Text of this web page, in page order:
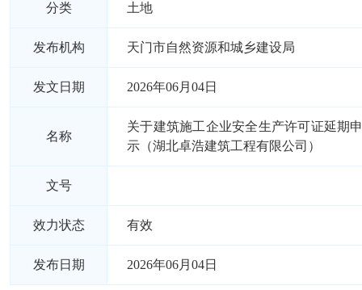
分类 土地
发布机构 天门市自然资源和城乡建设局
发文日期 2026年06月04日
名称
关于建筑施工企业安全生产许可证延期
示（湖北卓浩建筑工程有限公司）
文号
效力状态 有效
发布日期 2026年06月04日